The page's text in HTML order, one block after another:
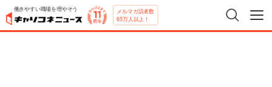
働きやすい職場を増やそう メルマガ読者数
65万人以上！